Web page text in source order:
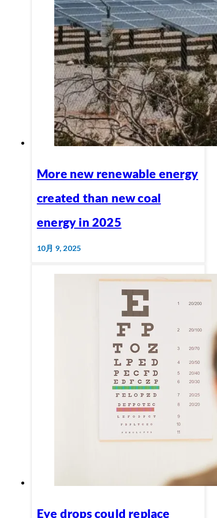
More new renewable energy
created than new coal
energy in 2025
10月 9, 2025
Eye drops could replace